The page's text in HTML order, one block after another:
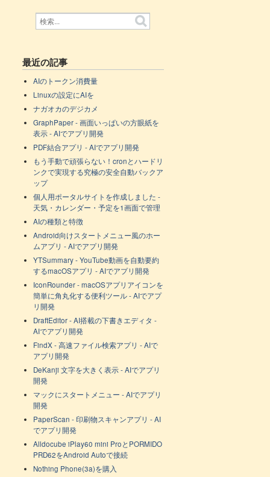
最近の記事
AIのトークン消費量
Linuxの設定にAIを
ナガオカのデジカメ
GraphPaper - 画面いっぱいの方眼紙を
表示 - AIでアプリ開発
PDF結合アプリ - AIでアプリ開発
もう手動で頑張らない！cronとハードリ
ンクで実現する究極の安全自動バックア
ップ
個人用ポータルサイトを作成しました -
天気・カレンダー・予定を1画面で管理
AIの種類と特徴
Android向けスタートメニュー風のホー
ムアプリ - AIでアプリ開発
YTSummary - YouTube動画を自動要約
するmacOSアプリ - AIでアプリ開発
IconRounder - macOSアプリアイコンを
簡単に角丸化する便利ツール - AIでアプ
リ開発
DraftEditor - AI搭載の下書きエディタ -
AIでアプリ開発
FindX - 高速ファイル検索アプリ - AIで
アプリ開発
DeKanji 文字を大きく表示 - AIでアプリ
開発
マックにスタートメニュー - AIでアプリ
開発
PaperScan - 印刷物スキャンアプリ - AI
でアプリ開発
Alldocube iPlay60 mini ProとPORMIDO
PRD62をAndroid Autoで接続
Nothing Phone(3a)を購入